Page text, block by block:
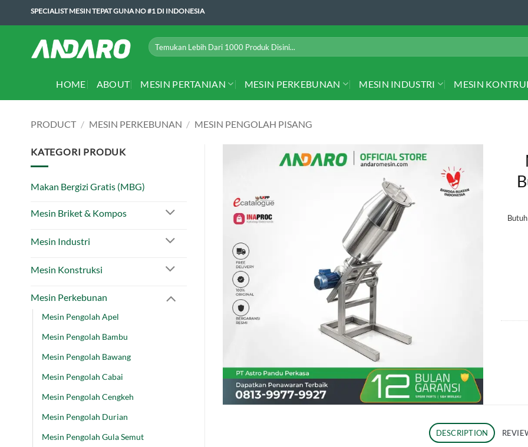
SPECIALIST MESIN TEPAT GUNA NO #1 DI INDONESIA
Search
for:
HOME ABOUT MESIN PERTANIAN MESIN PERKEBUNAN MESIN INDUSTRI MESIN
PRODUCT / MESIN PERKEBUNAN / MESIN PENGOLAH PISANG
KATEGORI PRODUK
Makan Bergizi Gratis (MBG)
Mesin Briket & Kompos
Mesin Industri
Mesin Konstruksi
Mesin Perkebunan
Mesin Pengolah Apel
Mesin Pengolah Bambu
Mesin Pengolah Bawang
Mesin Pengolah Cabai
Mesin Pengolah Cengkeh
Mesin Pengolah Durian
Mesin Pengolah Gula Semut
DESCRIPTION